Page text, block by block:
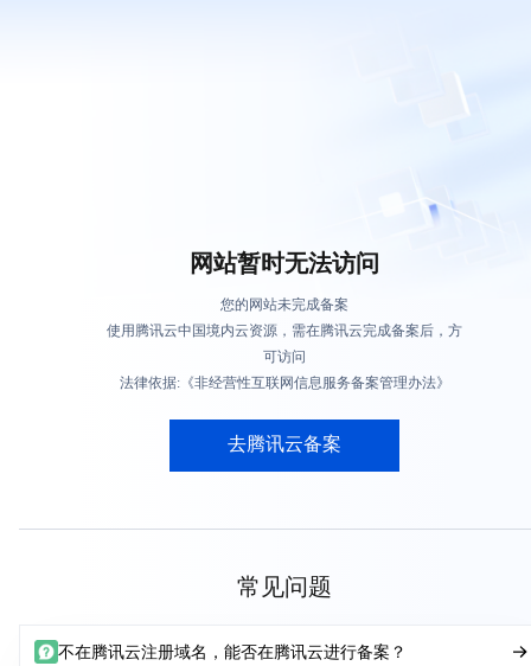
网站暂时无法访问
您的网站未完成备案
使用腾讯云中国境内云资源，需在腾讯云完成备案后，方
可访问
法律依据:《非经营性互联网信息服务备案管理办法》
去腾讯云备案
常见问题
不在腾讯云注册域名，能否在腾讯云进行备案？